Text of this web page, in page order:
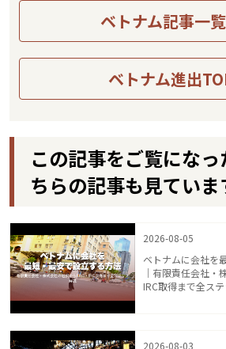
ベトナム記事一
ベトナム進出
この記事をご覧になっ
ちらの記事も見ていま
2026-08-05
ベトナムに会社を
｜有限責任会社・
IRC取得まで全ス
2026-08-03